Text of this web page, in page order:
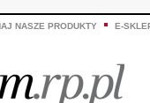
NASZE PRODUKTY E-